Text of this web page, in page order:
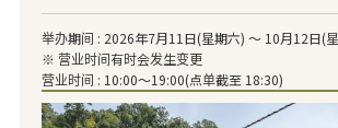
举办期间 : 2026年7月11日(星期六) ～ 10月12日(
※ 营业时间有时会发生变更
营业时间 : 10:00～19:00(点单截至 18:30)